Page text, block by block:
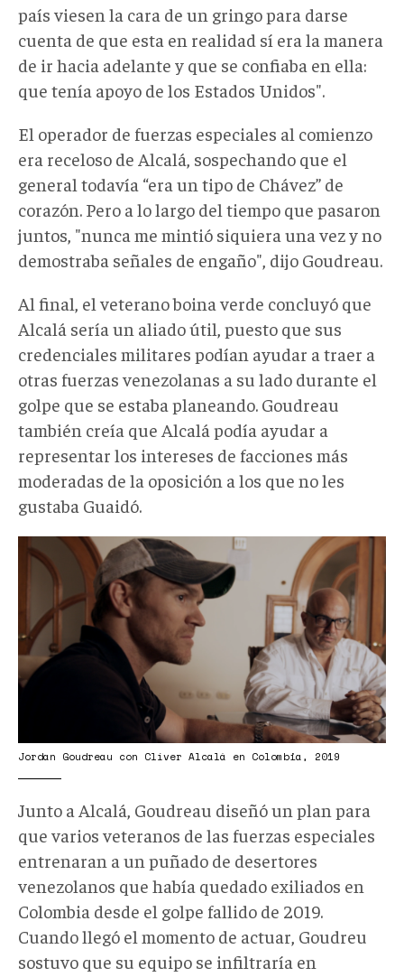
país viesen la cara de un gringo para darse
cuenta de que esta en realidad sí era la manera
de ir hacia adelante y que se confiaba en ella:
que tenía apoyo de los Estados Unidos".
El operador de fuerzas especiales al comienzo
era receloso de Alcalá, sospechando que el
general todavía “era un tipo de Chávez” de
corazón. Pero a lo largo del tiempo que pasaron
juntos, "nunca me mintió siquiera una vez y no
demostraba señales de engaño", dijo Goudreau.
Al final, el veterano boina verde concluyó que
Alcalá sería un aliado útil, puesto que sus
credenciales militares podían ayudar a traer a
otras fuerzas venezolanas a su lado durante el
golpe que se estaba planeando. Goudreau
también creía que Alcalá podía ayudar a
representar los intereses de facciones más
moderadas de la oposición a los que no les
gustaba Guaidó.
goudreau-
alcala.webp
Jordan Goudreau con Clíver Alcalá en Colombia, 2019
Junto a Alcalá, Goudreau diseñó un plan para
que varios veteranos de las fuerzas especiales
entrenaran a un puñado de desertores
venezolanos que había quedado exiliados en
Colombia desde el golpe fallido de 2019.
Cuando llegó el momento de actuar, Goudreu
sostuvo que su equipo se infiltraría en